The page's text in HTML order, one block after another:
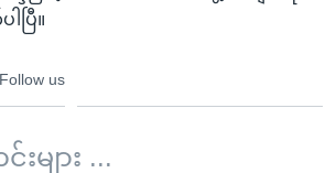
ပြီ။
Follow us
ျား ...